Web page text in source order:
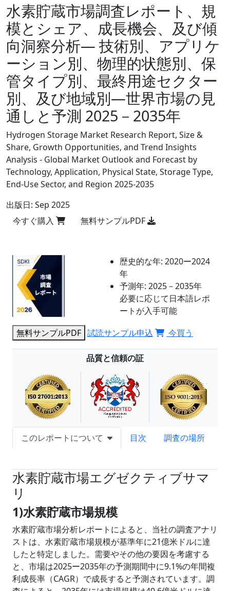
水素貯蔵市場調査レポート、規
模とシェア、成長機会、及び傾
向洞察分析― 技術別、アプリケ
ーション別、物理的状態別、保
管タイプ別、最終用途セクター
別、及び地域別―世界市場の見
通しと予測 2025－2035年
Hydrogen Storage Market Research Report, Size &
Share, Growth Opportunities, and Trend Insights
Analysis - Global Market Outlook and Forecast by
Technology, Application, Physical State, Storage Type,
End-Use Sector, and Region 2025-2035
出版日: Sep 2025
今すぐ購入
無料サンプルPDF
歴史的な年: 2020ー2024
年
予測年: 2025－2035年
必要に応じて日本語レポ
ートが入手可能
無料サンプルPDF 試読サンプル申込 今買う
品質と信頼の証
このレポートについて 目次
調査の場所
水素貯蔵市場エグゼクティブサマ
リ
1)水素貯蔵市場規模
水素貯蔵市場分析レポートによると、当社の調査アナリ
ストは、水素貯蔵市場規模が基準年に21億米ドルに達
したと特定しました。需要やその他の要因を考慮する
と、市場は2025ー2035年の予測期間中に9.1%の年間複
利成長率（CAGR）で成長すると予測されています。調